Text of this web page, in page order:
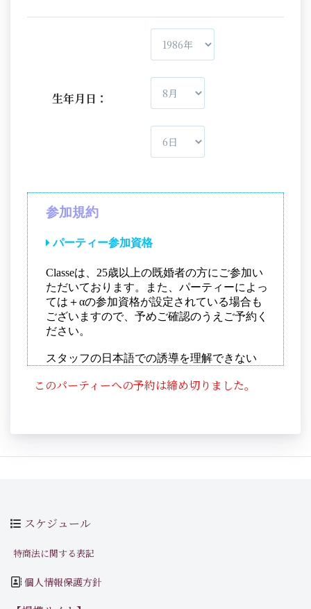
生年月日：
このパーティーへの予約は締め切りました。
スケジュール
特商法に関する表記
個人情報保護方針